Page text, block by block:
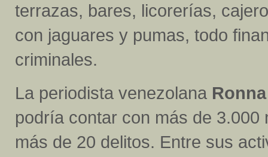
terrazas, bares, licorerías,
con jaguares y pumas, todo
criminales.
La periodista venezolana
podría contar con más de
más de 20 delitos. Entre sus